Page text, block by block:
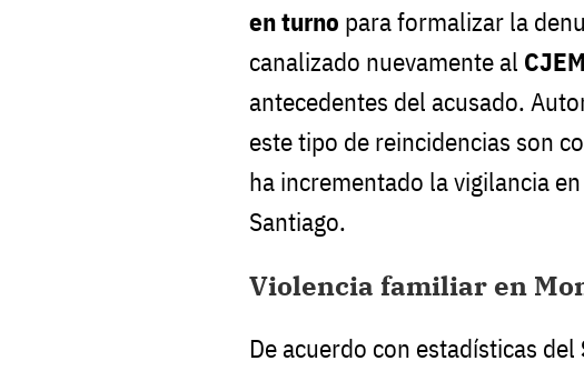
en turno para formalizar la
canalizado nuevamente al CJEM
antecedentes del acusado.
este tipo de reincidencias son
ha incrementado la vigilancia
Santiago.
Violencia familiar en
De acuerdo con estadísticas del